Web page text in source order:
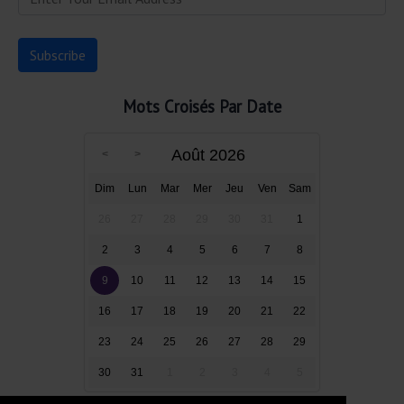
Mots Croisés Par Date
Août 2026
Dim Lun Mar Mer Jeu Ven Sam
1
2 3 4 5 6 7 8
9 10 11 12 13 14 15
16 17 18 19 20 21 22
23 24 25 26 27 28 29
30 31